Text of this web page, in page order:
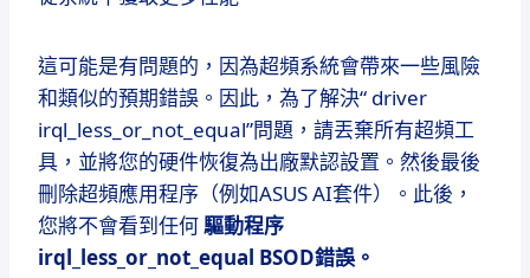
這可能是有問題的，因為超頻系統會帶來一些風險
和類似的預期錯誤。 因此，為了解決“ driver
irql_less_or_not_equal”問題，請丟棄所有超頻工
具，並將您的硬件恢復為出廠默認設置。 然後最後
刪除超頻應用程序（例如ASUS AI套件）。 此後，
您將不會看到任何驅動程序
irql_less_or_not_equal BSOD錯誤。